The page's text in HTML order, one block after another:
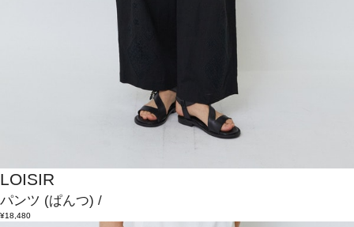
LOISIR
パンツ (ぱんつ) /
¥18,480